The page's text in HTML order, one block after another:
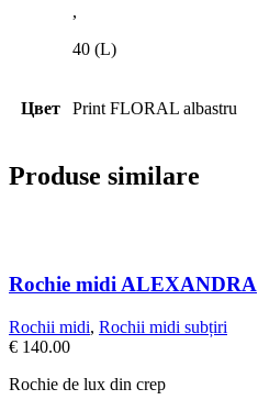
,
40 (L)
Цвет Print FLORAL albastru
Produse similare
Rochie midi ALEXANDRA
Rochii midi, Rochii midi subțiri
€ 140.00
Rochie de lux din crep